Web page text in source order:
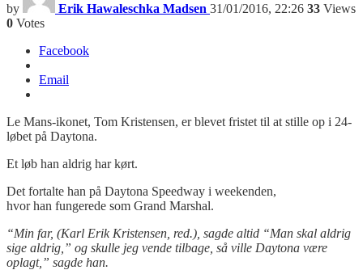
by Erik Hawaleschka Madsen 31/01/2016, 22:26 33 Views
0 Votes
Facebook
Email
Le Mans-ikonet, Tom Kristensen, er blevet fristet til at stille op i 24-
løbet på Daytona.
Et løb han aldrig har kørt.
Det fortalte han på Daytona Speedway i weekenden,
hvor han fungerede som Grand Marshal.
“Min far, (Karl Erik Kristensen, red.), sagde altid “Man skal aldrig
sige aldrig,” og skulle jeg vende tilbage, så ville Daytona være
oplagt,” sagde han.